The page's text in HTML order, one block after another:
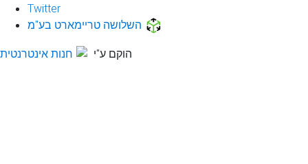
Twitter
השלושה טריימארט בע"מ
הוקם ע"י חנות אינטרנטית